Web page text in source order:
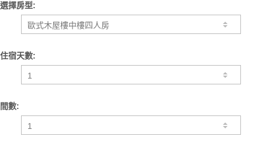
選擇房型:
住宿天數:
間數: